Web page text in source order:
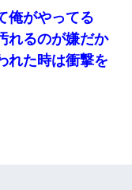
と家族になるのはご
んで言い返してくれ
俺がやってる
れるのが嫌だか
れた時は衝撃を